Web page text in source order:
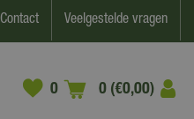
Contact Veelgestelde vragen
0 (€0,00)